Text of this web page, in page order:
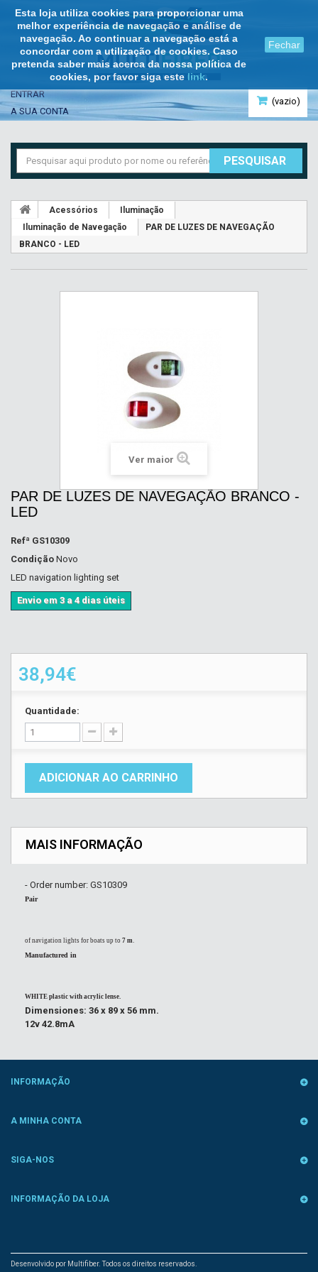
Esta loja utiliza cookies para proporcionar uma
melhor experiência de navegação e análise de
navegação. Ao continuar a navegação está a
concordar com a utilização de cookies. Caso
pretenda saber mais acerca da nossa política de
cookies, por favor siga este link.
Fechar
(vazio)
ENTRAR
A SUA CONTA
PESQUISAR
Acessórios
Iluminação
Iluminação de Navegação
PAR DE LUZES DE NAVEGAÇÃO
BRANCO - LED
Ver maior
PAR DE LUZES DE NAVEGAÇÃO BRANCO -
LED
Refª GS10309
Condição Novo
LED navigation lighting set
Envio em 3 a 4 dias úteis
38,94€
Quantidade:
ADICIONAR AO CARRINHO
MAIS INFORMAÇÃO
- Order number: GS10309
Pair
of navigation lights for boats up to 7 m.
Manufactured in
WHITE plastic with acrylic lense.
Dimensiones: 36 x 89 x 56 mm.
12v 42.8mA
INFORMAÇÃO
Desenvolvido por Multifiber. Todos os direitos reservados.
A MINHA CONTA
SIGA-NOS
INFORMAÇÃO DA LOJA